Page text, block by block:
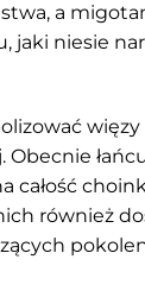
a
jaki niesie
więzy
całość
również